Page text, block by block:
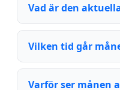
Vad är den
Vilken tid går
Varför ser månen